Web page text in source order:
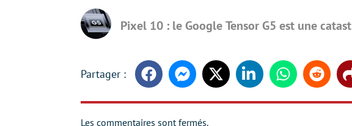
Pixel 10 : le Google Tensor G5 est une
FacebookMessengerTwitter LinkedinWhatsappReddit
Les commentaires sont fermés.